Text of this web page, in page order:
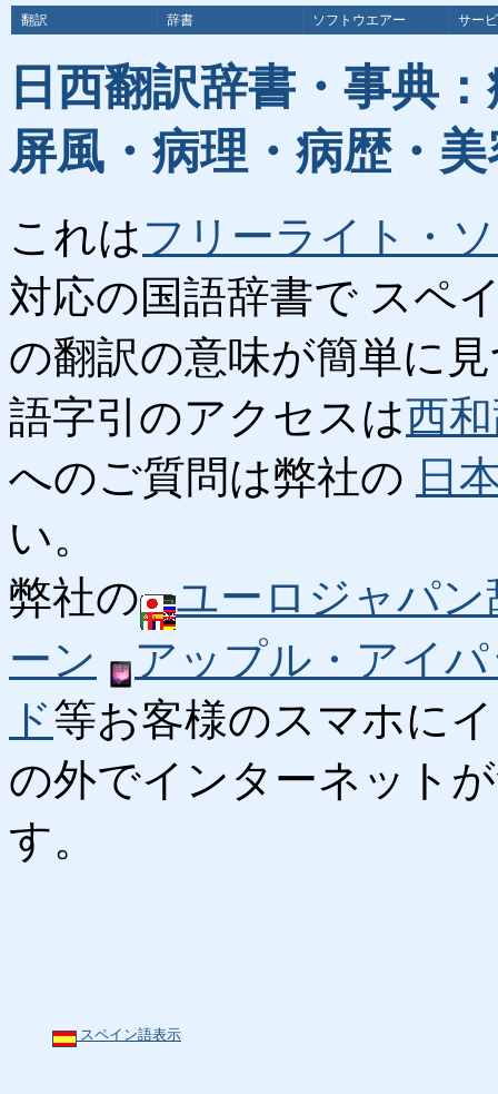
翻訳 辞書 ソフトウエアー サー
日西翻訳辞書・事典
屏風・病理・病歴・
これはフリーライト・
対応の国語辞書で スペ
の翻訳の意味が簡単に
語字引のアクセスは西
へのご質問は弊社の 日
い。
弊社の
ユーロジャパン
ーン
アップル・アイ
ド等お客様のスマホに
の外でインターネット
す。
スペイン語表示